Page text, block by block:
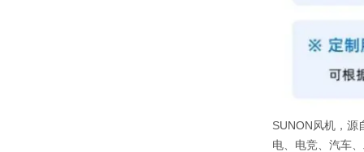
SUNON风机，源
电、电竞、汽车